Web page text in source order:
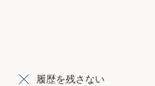
履歴を残さない